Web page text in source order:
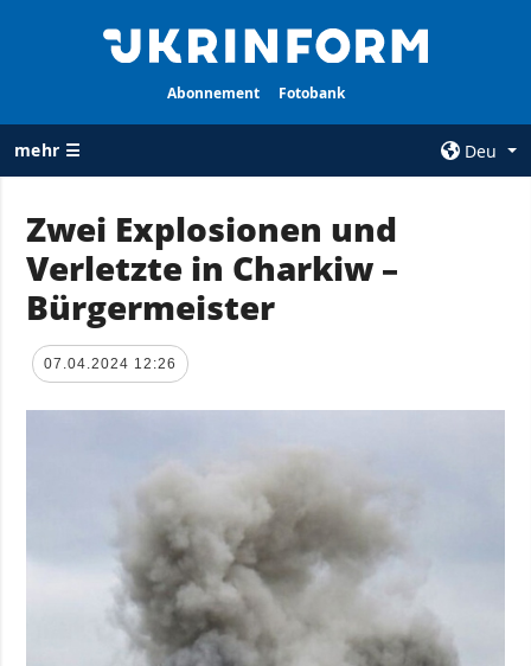
Abonnement Fotobank
mehr ☰
Deu
ALLE
RUBRIKEN
Krieg
Wiederaufbau
Gesellschaft und
Kultur
Kriminalität
AGENTUR
Politik zur
personenbezogener
Daten
Zwei Explosionen und
Verletzte in Charkiw –
Bürgermeister
07.04.2024 12:26